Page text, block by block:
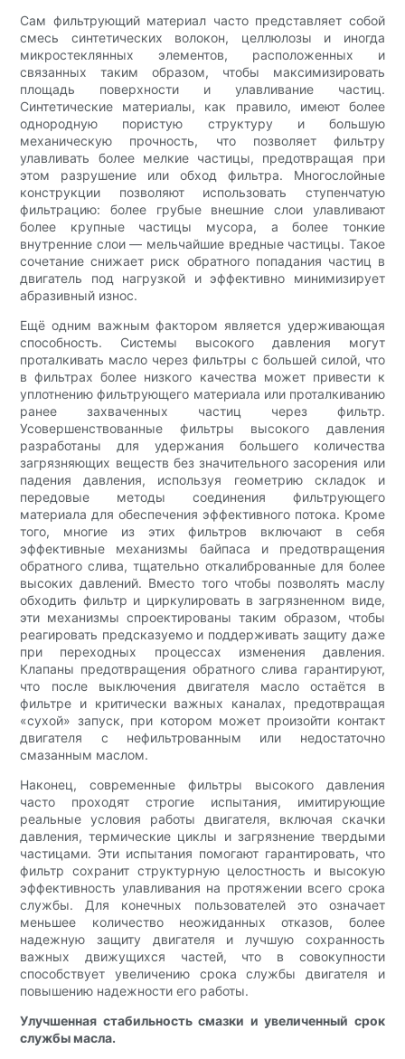
Сам фильтрующий материал часто представляет собой
смесь синтетических волокон, целлюлозы и иногда
микростеклянных элементов, расположенных и
связанных таким образом, чтобы максимизировать
площадь поверхности и улавливание частиц.
Синтетические материалы, как правило, имеют более
однородную пористую структуру и большую
механическую прочность, что позволяет фильтру
улавливать более мелкие частицы, предотвращая при
этом разрушение или обход фильтра. Многослойные
конструкции позволяют использовать ступенчатую
фильтрацию: более грубые внешние слои улавливают
более крупные частицы мусора, а более тонкие
внутренние слои — мельчайшие вредные частицы. Такое
сочетание снижает риск обратного попадания частиц в
двигатель под нагрузкой и эффективно минимизирует
абразивный износ.
Ещё одним важным фактором является удерживающая
способность. Системы высокого давления могут
проталкивать масло через фильтры с большей силой, что
в фильтрах более низкого качества может привести к
уплотнению фильтрующего материала или проталкиванию
ранее захваченных частиц через фильтр.
Усовершенствованные фильтры высокого давления
разработаны для удержания большего количества
загрязняющих веществ без значительного засорения или
падения давления, используя геометрию складок и
передовые методы соединения фильтрующего
материала для обеспечения эффективного потока. Кроме
того, многие из этих фильтров включают в себя
эффективные механизмы байпаса и предотвращения
обратного слива, тщательно откалиброванные для более
высоких давлений. Вместо того чтобы позволять маслу
обходить фильтр и циркулировать в загрязненном виде,
эти механизмы спроектированы таким образом, чтобы
реагировать предсказуемо и поддерживать защиту даже
при переходных процессах изменения давления.
Клапаны предотвращения обратного слива гарантируют,
что после выключения двигателя масло остаётся в
фильтре и критически важных каналах, предотвращая
«сухой» запуск, при котором может произойти контакт
двигателя с нефильтрованным или недостаточно
смазанным маслом.
Наконец, современные фильтры высокого давления
часто проходят строгие испытания, имитирующие
реальные условия работы двигателя, включая скачки
давления, термические циклы и загрязнение твердыми
частицами. Эти испытания помогают гарантировать, что
фильтр сохранит структурную целостность и высокую
эффективность улавливания на протяжении всего срока
службы. Для конечных пользователей это означает
меньшее количество неожиданных отказов, более
надежную защиту двигателя и лучшую сохранность
важных движущихся частей, что в совокупности
способствует увеличению срока службы двигателя и
повышению надежности его работы.
Улучшенная стабильность смазки и увеличенный срок
службы масла.